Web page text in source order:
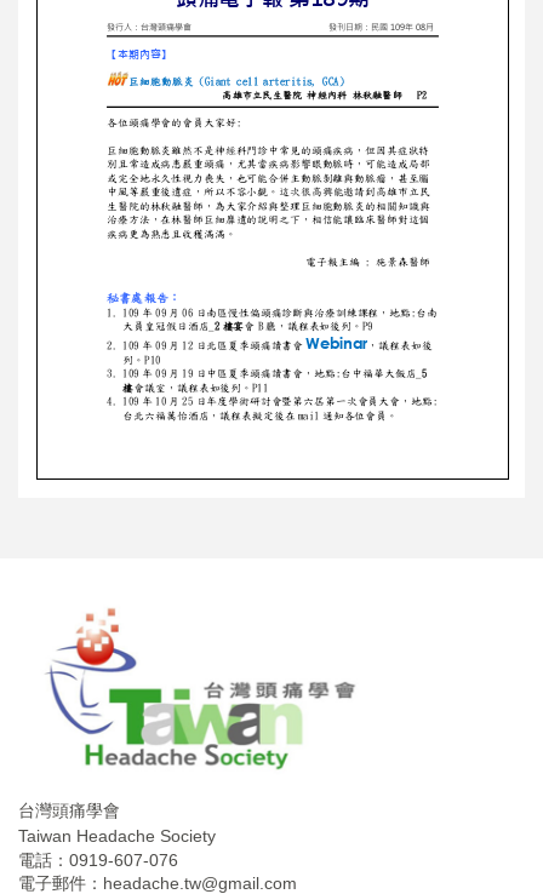
台灣頭痛學會
Taiwan Headache Society
電話：0919-607-076
電子郵件： headache.tw@gmail.com